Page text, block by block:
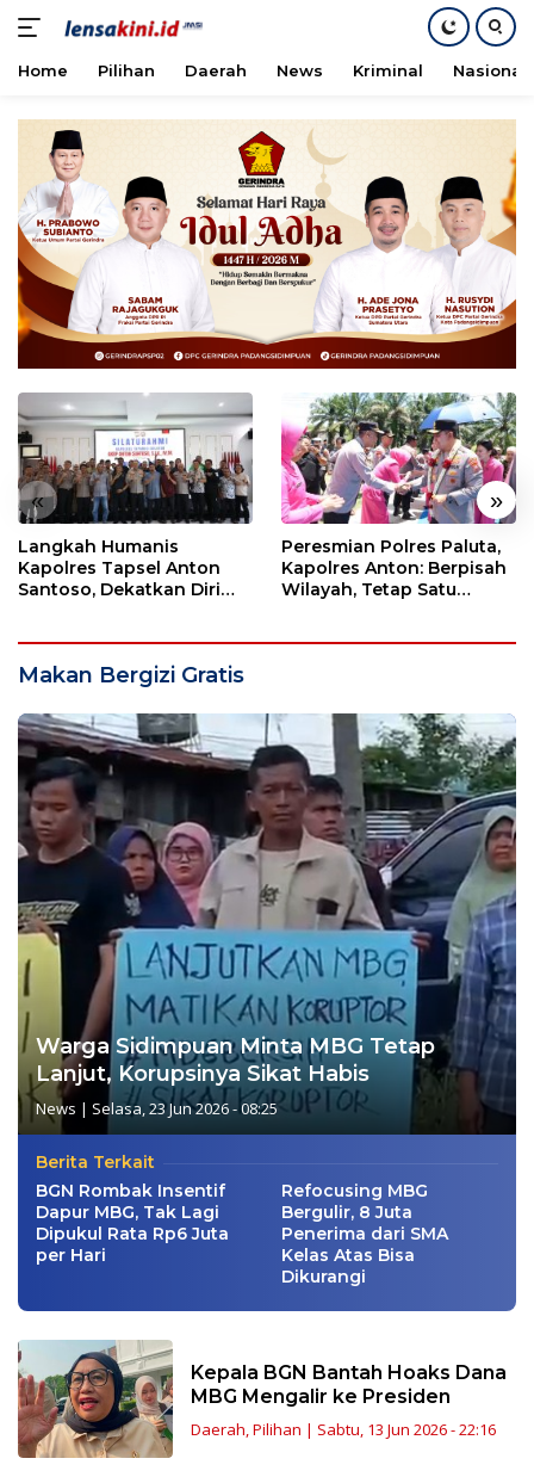
konten
Home Pilihan Daerah News Kriminal Nasional
« »
Langkah Humanis
Kapolres Tapsel Anton
Santoso, Dekatkan Diri
Peresmian Polres Paluta,
Kapolres Anton: Berpisah
Wilayah, Tetap Satu
Makan Bergizi Gratis
Warga Sidimpuan Minta MBG Tetap
Lanjut, Korupsinya Sikat Habis
News | Selasa, 23 Jun 2026 - 08:25
Berita Terkait
BGN Rombak Insentif
Dapur MBG, Tak Lagi
Dipukul Rata Rp6 Juta
per Hari
Refocusing MBG
Bergulir, 8 Juta
Penerima dari SMA
Kelas Atas Bisa
Dikurangi
Kepala BGN Bantah Hoaks Dana
MBG Mengalir ke Presiden
Daerah Pilihan | Sabtu, 13 Jun 2026 - 22:16